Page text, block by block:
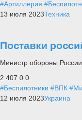
#Артиллерия
13 июля 2023Техника
Поставки
Министр обороны
2 407 0 0
#Беспилотники #ВПК
12 июля 2023Украина